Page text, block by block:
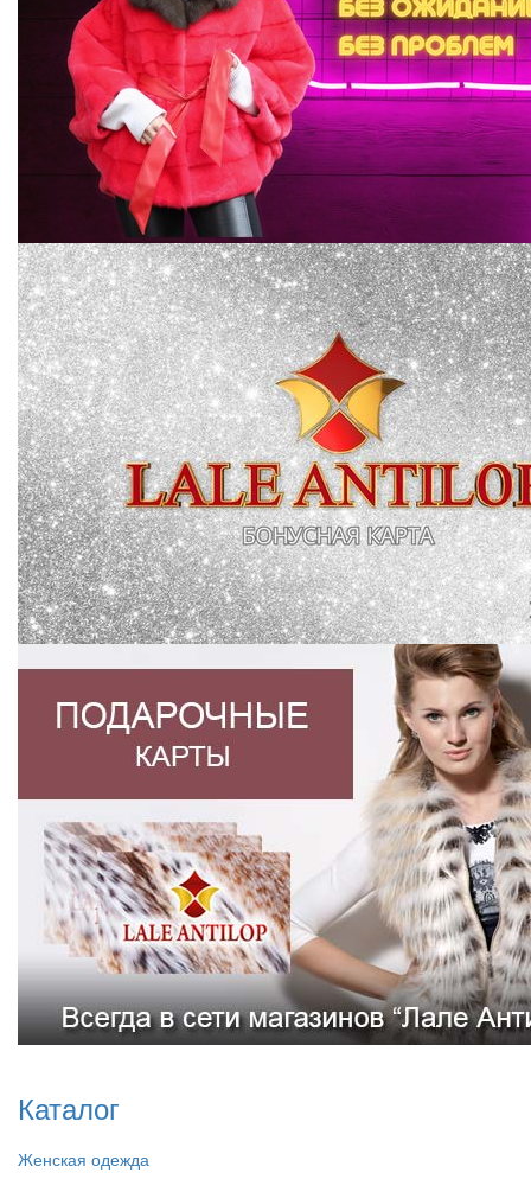
Каталог
Женская одежда